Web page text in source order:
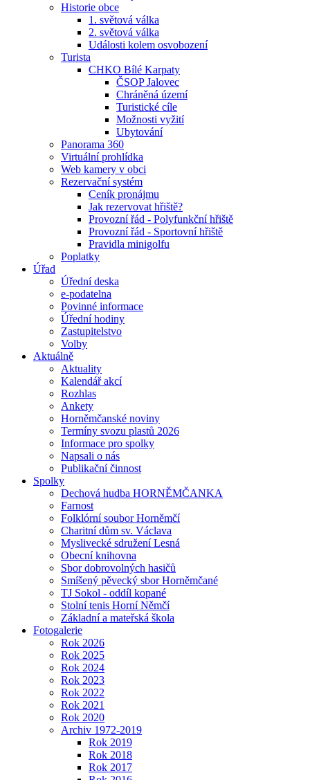
Historie obce
1. světová válka
2. světová válka
Události kolem osvobození
Turista
CHKO Bílé Karpaty
ČSOP Jalovec
Chráněná území
Turistické cíle
Možnosti vyžití
Ubytování
Panorama 360
Virtuální prohlídka
Web kamery v obci
Rezervační systém
Ceník pronájmu
Jak rezervovat hřiště?
Provozní řád - Polyfunkční hřiště
Provozní řád - Sportovní hřiště
Pravidla minigolfu
Poplatky
Úřad
Úřední deska
e-podatelna
Povinné informace
Úřední hodiny
Zastupitelstvo
Volby
Aktuálně
Aktuality
Kalendář akcí
Rozhlas
Ankety
Horněmčanské noviny
Termíny svozu plastů 2026
Informace pro spolky
Napsali o nás
Publikační činnost
Spolky
Dechová hudba HORNĚMČANKA
Farnost
Folklórní soubor Horněmčí
Charitní dům sv. Václava
Myslivecké sdružení Lesná
Obecní knihovna
Sbor dobrovolných hasičů
Smíšený pěvecký sbor Horněmčané
TJ Sokol - oddíl kopané
Stolní tenis Horní Němčí
Základní a mateřská škola
Fotogalerie
Rok 2026
Rok 2025
Rok 2024
Rok 2023
Rok 2022
Rok 2021
Rok 2020
Archiv 1972-2019
Rok 2019
Rok 2018
Rok 2017